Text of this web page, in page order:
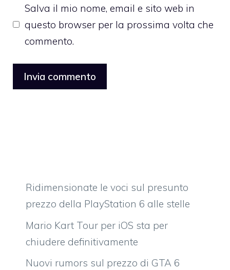
Salva il mio nome, email e sito web in
questo browser per la prossima volta che
commento.
Ridimensionate le voci sul presunto
prezzo della PlayStation 6 alle stelle
Mario Kart Tour per iOS sta per
chiudere definitivamente
Nuovi rumors sul prezzo di GTA 6